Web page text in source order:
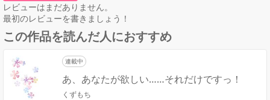
レビューはまだありません。
最初のレビューを書きましょう！
この作品を読んだ人におすすめ
連載中
あ、あなたが欲しい……それだけですっ！
くずもち